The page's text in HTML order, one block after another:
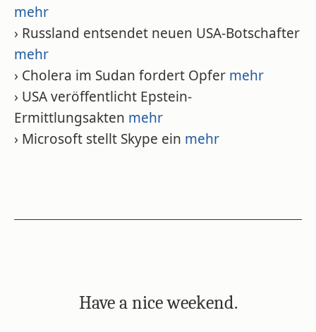
mehr
› Russland entsendet neuen USA-Botschafter
mehr
› Cholera im Sudan fordert Opfer mehr
› USA veröffentlicht Epstein-
Ermittlungsakten mehr
› Microsoft stellt Skype ein mehr
Have a nice weekend.